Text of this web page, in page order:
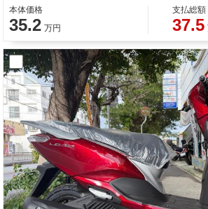
本体価格
35.2 万円
支払総額
37.5